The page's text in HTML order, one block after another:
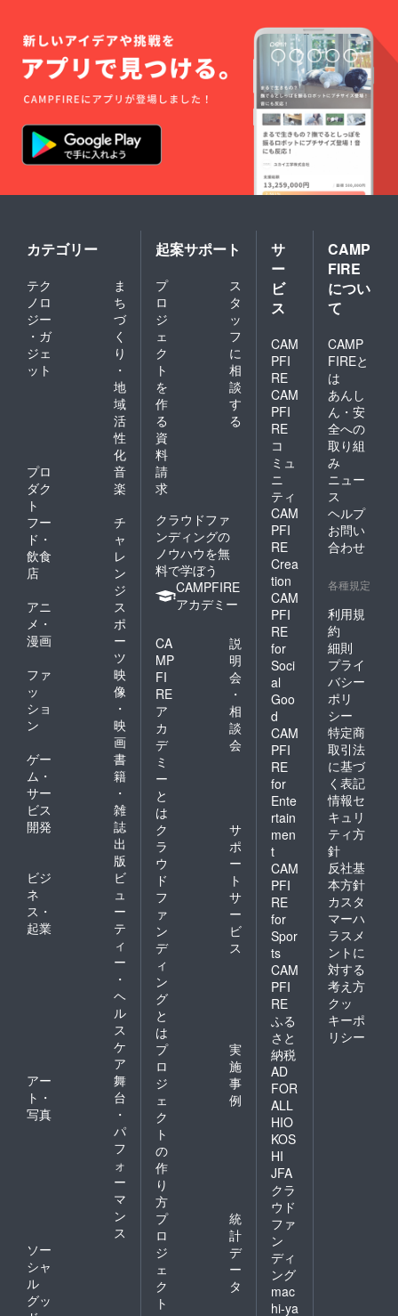
カテゴリー
テク
ノロ
ジー
・ガ
ジェ
ット
ま
ち
づ
く
り
・
地
域
活
性
化
プロ
ダク
ト
音
楽
フー
ド・
飲食
店
チ
ャ
レ
ン
ジ
アニ
メ・
漫画
ス
ポ
ー
ツ
ファ
ッ
ショ
ン
映
像
・
映
画
ゲー
ム・
サー
ビス
開発
書
籍
・
雑
誌
出
版
ビジ
ネ
ス・
起業
ビ
ュ
ー
テ
ィ
ー
・
ヘ
ル
ス
ケ
ア
アー
ト・
写真
舞
台
・
パ
フ
ォ
ー
マ
ン
ス
ソー
シャ
ル
グッ
起案サポート
プ
ロ
ジ
ェ
ク
ト
を
作
る
ス
タ
ッ
フ
に
相
談
す
る
資
料
請
求
クラウドファ
ンディングの
ノウハウを無
料で学ぼう
CAMPFIRE
アカデミー
CA
MP
FI
RE
ア
カ
デ
ミ
ー
と
は
説
明
会
・
相
談
会
ク
ラ
ウ
ド
フ
ァ
ン
デ
ィ
ン
グ
と
は
サ
ポ
ー
ト
サ
ー
ビ
ス
プ
ロ
ジ
ェ
ク
ト
の
作
り
方
実
施
事
例
プ
ロ
ジ
ェ
ク
ト
統
計
デ
ー
タ
サ
ー
ビ
ス
CAM
PFI
RE
CAM
PFI
RE
コ
ミュ
ニ
ティ
CAM
PFI
RE
Crea
tion
CAM
PFI
RE
for
Soci
al
Goo
d
CAM
PFI
RE
for
Ente
rtain
men
t
CAM
PFI
RE
for
Spor
ts
CAM
PFI
RE
ふる
さと
納税
AD
FOR
ALL
HIO
KOS
HI
JFA
クラ
ウド
ファ
ン
ディ
ング
mac
hi-ya
CAMP
FIRE
につい
て
CAMP
FIREと
は
あんし
ん・安
全への
取り組
み
ニュー
ス
ヘルプ
お問い
合わせ
各種規定
利用規
約
細則
プライ
バシー
ポリ
シー
特定商
取引法
に基づ
く表記
情報セ
キュリ
ティ方
針
反社基
本方針
カスタ
マーハ
ラスメ
ントに
対する
考え方
クッ
キーポ
リシー